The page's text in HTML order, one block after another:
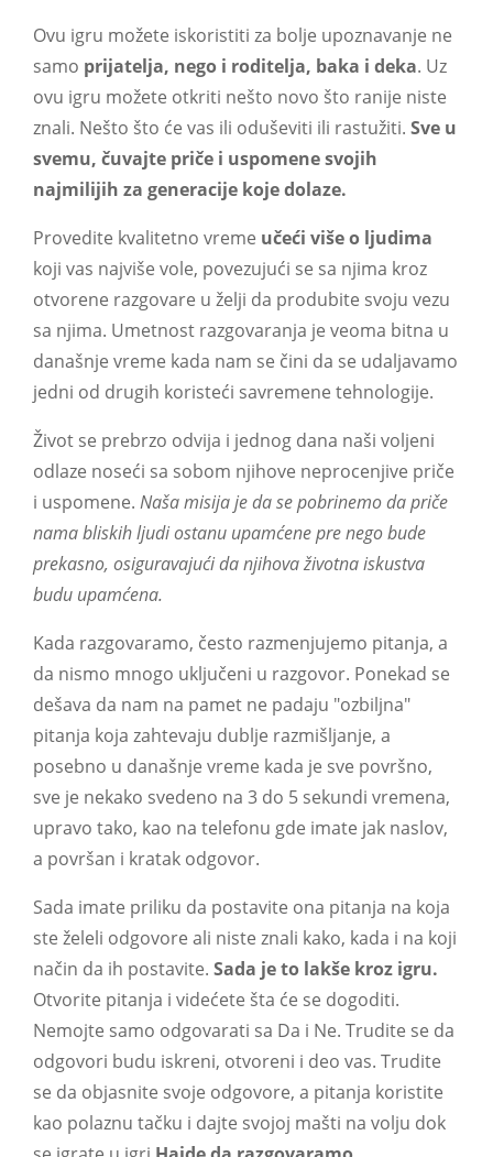
Ovu igru možete iskoristiti za bolje upoznavanje ne
samo prijatelja, nego i roditelja, baka i deka. Uz
ovu igru možete otkriti nešto novo što ranije niste
znali. Nešto što će vas ili oduševiti ili rastužiti. Sve u
svemu, čuvajte priče i uspomene svojih
najmilijih za generacije koje dolaze.
Provedite kvalitetno vreme učeći više o ljudima
koji vas najviše vole, povezujući se sa njima kroz
otvorene razgovare u želji da produbite svoju vezu
sa njima. Umetnost razgovaranja je veoma bitna u
današnje vreme kada nam se čini da se udaljavamo
jedni od drugih koristeći savremene tehnologije.
Život se prebrzo odvija i jednog dana naši voljeni
odlaze noseći sa sobom njihove neprocenjive priče
i uspomene. Naša misija je da se pobrinemo da priče
nama bliskih ljudi ostanu upamćene pre nego bude
prekasno, osiguravajući da njihova životna iskustva
budu upamćena.
Kada razgovaramo, često razmenjujemo pitanja, a
da nismo mnogo uključeni u razgovor. Ponekad se
dešava da nam na pamet ne padaju "ozbiljna"
pitanja koja zahtevaju dublje razmišljanje, a
posebno u današnje vreme kada je sve površno,
sve je nekako svedeno na 3 do 5 sekundi vremena,
upravo tako, kao na telefonu gde imate jak naslov,
a površan i kratak odgovor.
Sada imate priliku da postavite ona pitanja na koja
ste želeli odgovore ali niste znali kako, kada i na koji
način da ih postavite. Sada je to lakše kroz igru.
Otvorite pitanja i videćete šta će se dogoditi.
Nemojte samo odgovarati sa Da i Ne. Trudite se da
odgovori budu iskreni, otvoreni i deo vas. Trudite
se da objasnite svoje odgovore, a pitanja koristite
kao polaznu tačku i dajte svojoj mašti na volju dok